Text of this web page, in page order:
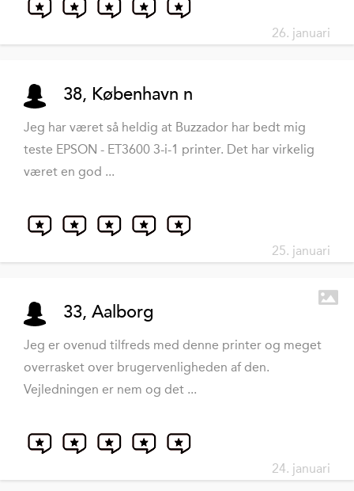
26. januari
38, København n
Jeg har været så heldig at Buzzador har bedt mig
teste EPSON - ET3600 3-i-1 printer. Det har virkelig
været en god ...
25. januari
33, Aalborg
Jeg er ovenud tilfreds med denne printer og meget
overrasket over brugervenligheden af den.
Vejledningen er nem og det ...
24. januari